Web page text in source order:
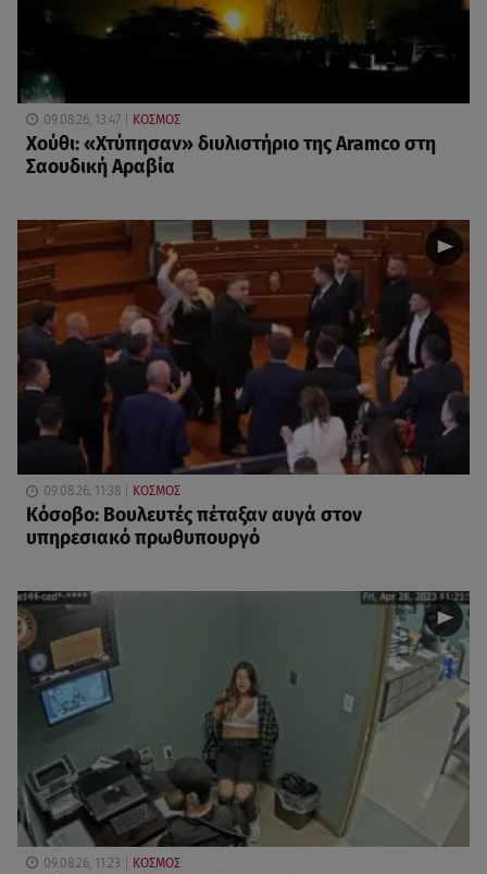
09.08.26, 13:47 ΚΟΣΜΟΣ
Χούθι: «Χτύπησαν» διυλιστήριο της Aramco στη
Σαουδική Αραβία
09.08.26, 11:38 ΚΟΣΜΟΣ
Κόσοβο: Βουλευτές πέταξαν αυγά στον
υπηρεσιακό πρωθυπουργό
09.08.26, 11:23 ΚΟΣΜΟΣ